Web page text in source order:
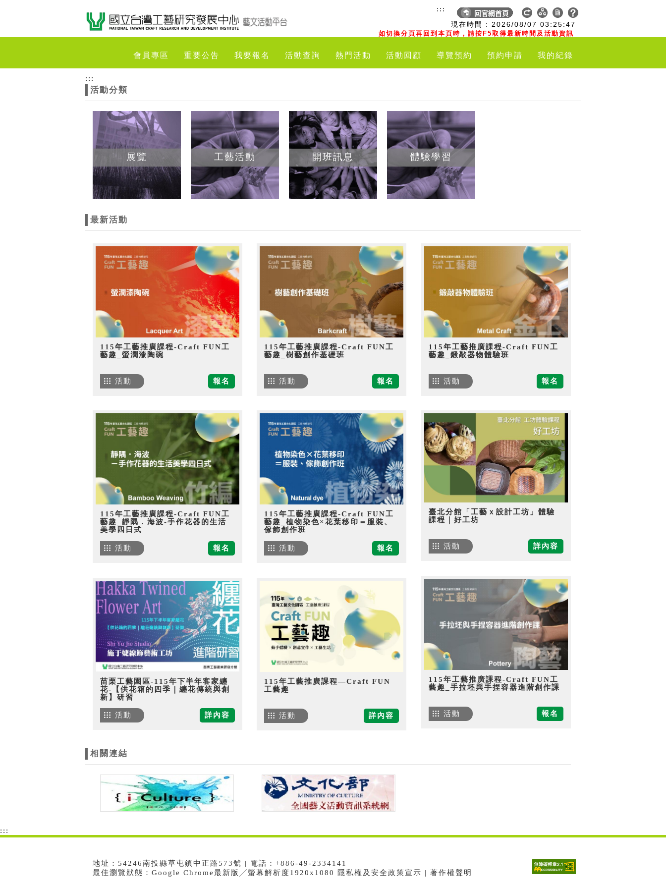
現在時間 : 2026/08/07 03:25:48
如切換分頁再回到本頁時，請按F5取得最新時間及活動資訊
:::
會員專區 重要公告 我要報名 活動查詢 熱門活動 活動回顧 導覽預約 預約申請 我的紀錄
:::
活動分類
展覽 工藝活動 開班訊息 體驗學習
最新活動
115年工藝推廣課程-Craft FUN工
藝趣_螢潤漆陶碗
報名
活動
115年工藝推廣課程-Craft FUN工
藝趣_樹藝創作基礎班
報名
活動
115年工藝推廣課程-Craft FUN工
藝趣_鍛敲器物體驗班
報名
活動
115年工藝推廣課程-Craft FUN工
藝趣_靜隅．海波-手作花器的生活
美學四日式
報名
活動
115年工藝推廣課程-Craft FUN工
藝趣_植物染色×花葉移印＝服裝、
傢飾創作班
報名
活動
臺北分館「工藝ｘ設計工坊」體驗
課程｜好工坊
詳內容
活動
115年工藝推廣課程-Craft FUN工
藝趣_手拉坯與手捏容器進階創作課
報名
活動
苗栗工藝園區-115年下半年客家纏
花-【供花箱的四季｜纏花傳統與創
新】研習
詳內容
活動
115年工藝推廣課程—Craft FUN
工藝趣
詳內容
活動
相關連結
:::
地址：54246南投縣草屯鎮中正路573號 | 電話：+886-49-2334141
最佳瀏覽狀態：Google Chrome最新版╱螢幕解析度1920x1080 隱私權及安全政策宣示 | 著作權聲明